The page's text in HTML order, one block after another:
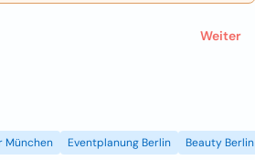
Weiter
München Eventplanung Berlin Beauty Berlin